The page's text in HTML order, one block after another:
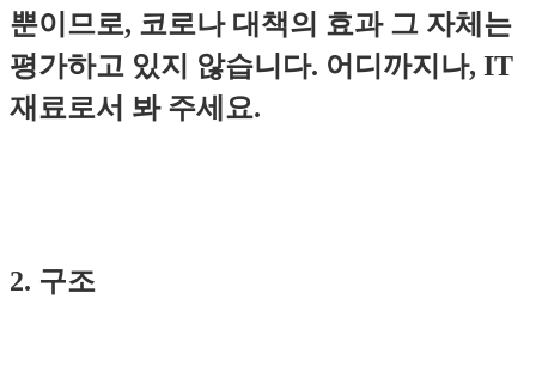
뿐이므로, 코로나 대책의 효과 그 자체는
평가하고 있지 않습니다. 어디까지나, IT
재료로서 봐 주세요.
2. 구조